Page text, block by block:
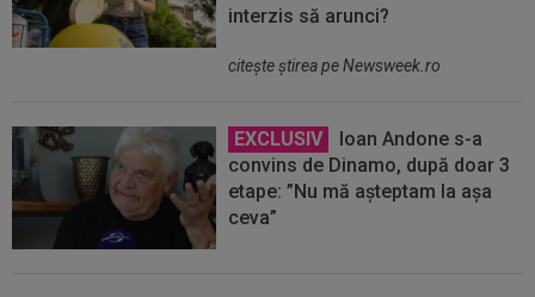
interzis să arunci?
citeşte ştirea pe Newsweek.ro
EXCLUSIV
Ioan Andone s-a
convins de Dinamo, după doar 3
etape: ”Nu mă așteptam la așa
ceva”